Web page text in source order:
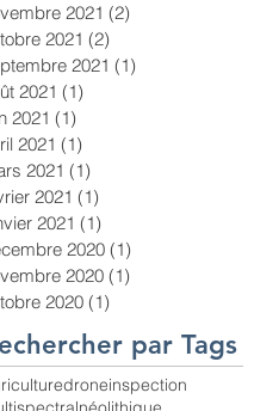
2021 (2)
2021 (2)
2021 (1)
2021 (1)
2021 (1)
2021 (1)
2021 (1)
2021 (1)
2021 (1)
2020 (1)
2020 (1)
2020 (1)
par Tags
droneinspection